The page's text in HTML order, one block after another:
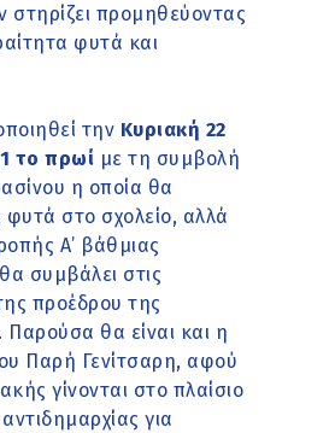
προμηθεύοντας
φυτά και
την Κυριακή 22
το πρωί με τη συμβολή
η οποία θα
φυτά στο σχολείο, αλλά
Α’ βάθμιας
συμβάλει στις
προέδρου της
Παρούσα θα είναι και η
Παρή Γενίτσαρη, αφού
γίνονται στο πλαίσιο
για